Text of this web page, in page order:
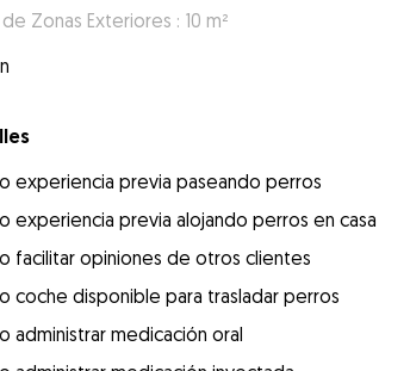
Zonas Exteriores : 10 m²
experiencia previa paseando perros
experiencia previa alojando perros en casa
facilitar opiniones de otros clientes
coche disponible para trasladar perros
administrar medicación oral